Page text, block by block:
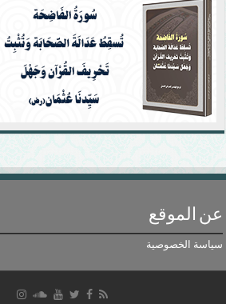
عن الموقع
سياسة الخصوصية